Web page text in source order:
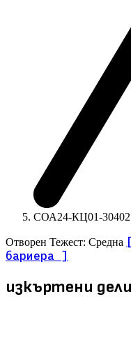
СОА24-КЦ01-30402
Отворен Тежест: Средна
бариера ]
изкъртени